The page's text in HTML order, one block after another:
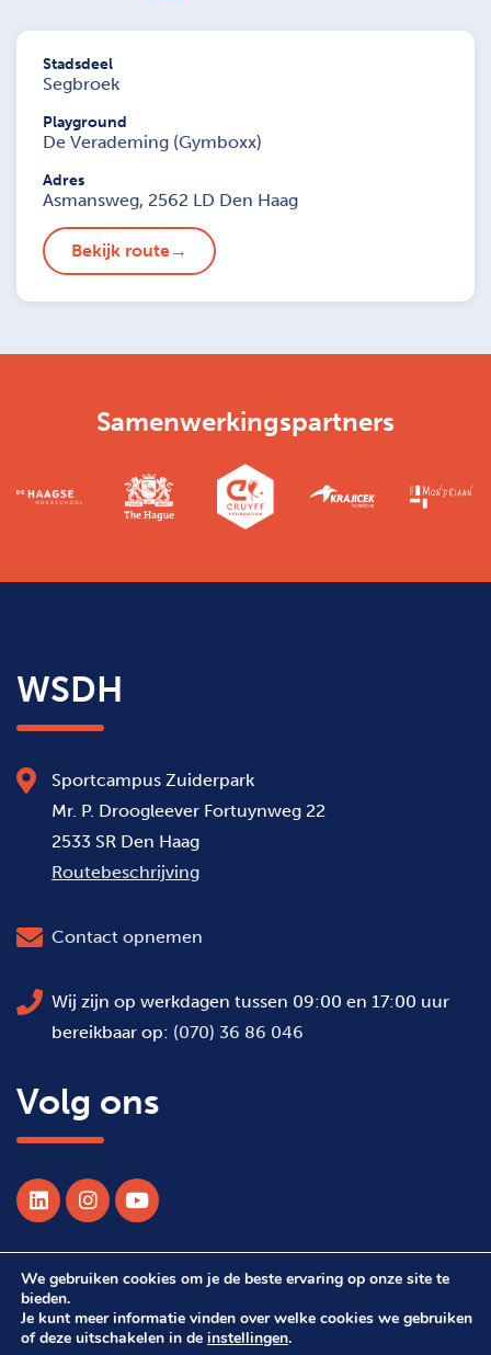
Stadsdeel
Segbroek
Playground
De Verademing (Gymboxx)
Adres
Asmansweg, 2562 LD Den Haag
Bekijk route
Samenwerkingspartners
WSDH
Sportcampus Zuiderpark
Mr. P. Droogleever Fortuynweg 22
2533 SR Den Haag
Routebeschrijving
Contact opnemen
Wij zijn op werkdagen tussen 09:00 en 17:00 uur
bereikbaar op: (070) 36 86 046
Volg ons
© 2026 Alle rechten voorbehouden WSDH
We gebruiken cookies om je de beste ervaring op onze site te
bieden.
Je kunt meer informatie vinden over welke cookies we gebruiken
of deze uitschakelen in de instellingen.